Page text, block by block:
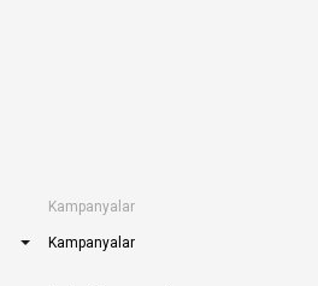
Kampanyalar
Kampanyalar